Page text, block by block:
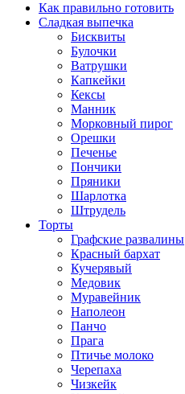
Как правильно готовить
Сладкая выпечка
Бисквиты
Булочки
Ватрушки
Капкейки
Кексы
Манник
Морковный пирог
Орешки
Печенье
Пончики
Пряники
Шарлотка
Штрудель
Торты
Графские развалины
Красный бархат
Кучерявый
Медовик
Муравейник
Наполеон
Панчо
Прага
Птичье молоко
Черепаха
Чизкейк